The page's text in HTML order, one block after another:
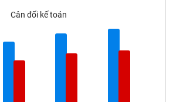
Cân đối kế toán